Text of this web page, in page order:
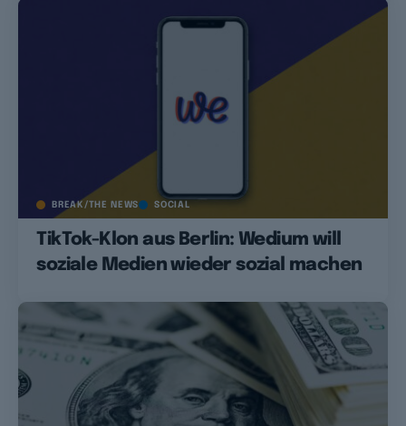
BREAK/THE NEWS SOCIAL
TikTok-Klon aus Berlin: Wedium will
soziale Medien wieder sozial machen